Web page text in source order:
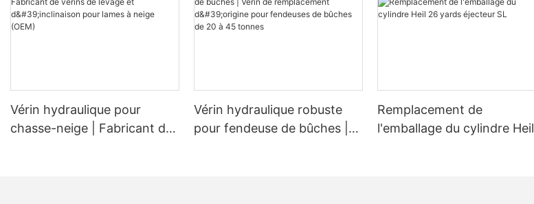
Vérin hydraulique pour
chasse-neige | Fabricant de
Vérin hydraulique robuste
pour fendeuse de bûches |
Remplacement de
l'emballage du cylindre Heil